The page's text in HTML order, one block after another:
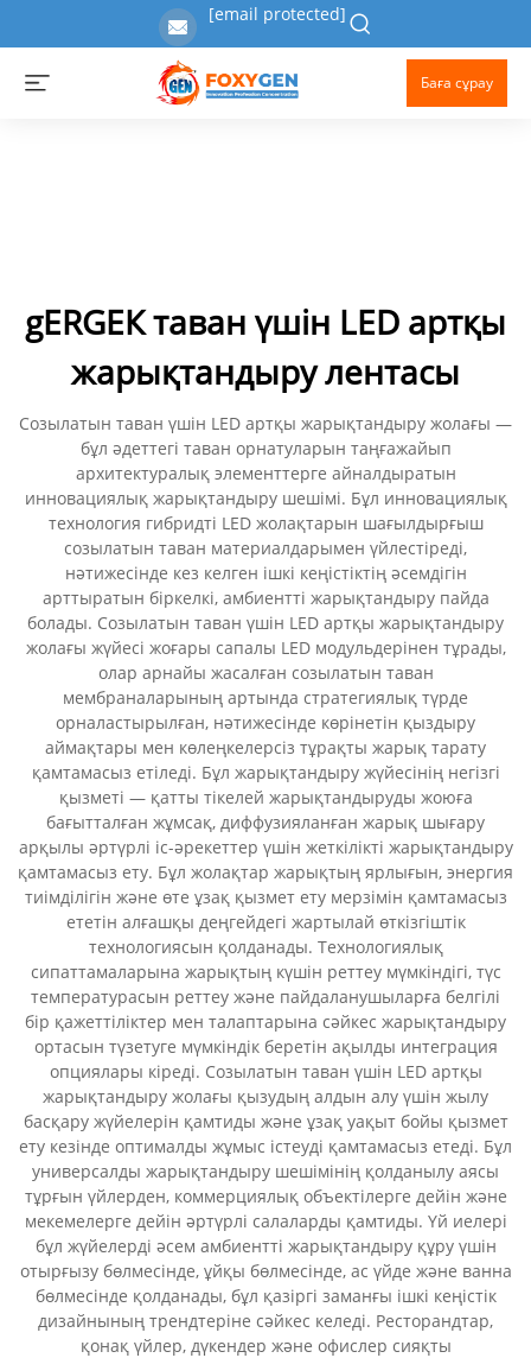
[email protected]
Баға сұрау
gERGЕК таван үшін LED артқы
жарықтандыру лентасы
Созылатын таван үшін LED артқы жарықтандыру жолағы —
бұл әдеттегі таван орнатуларын таңғажайып
архитектуралық элементтерге айналдыратын
инновациялық жарықтандыру шешімі. Бұл инновациялық
технология гибридті LED жолақтарын шағылдырғыш
созылатын таван материалдарымен үйлестіреді,
нәтижесінде кез келген ішкі кеңістіктің әсемдігін
арттыратын біркелкі, амбиентті жарықтандыру пайда
болады. Созылатын таван үшін LED артқы жарықтандыру
жолағы жүйесі жоғары сапалы LED модульдерінен тұрады,
олар арнайы жасалған созылатын таван
мембраналарының артында стратегиялық түрде
орналастырылған, нәтижесінде көрінетін қыздыру
аймақтары мен көлеңкелерсіз тұрақты жарық тарату
қамтамасыз етіледі. Бұл жарықтандыру жүйесінің негізгі
қызметі — қатты тікелей жарықтандыруды жоюға
бағытталған жұмсақ, диффузияланған жарық шығару
арқылы әртүрлі іс-әрекеттер үшін жеткілікті жарықтандыру
қамтамасыз ету. Бұл жолақтар жарықтың ярлығын, энергия
тиімділігін және өте ұзақ қызмет ету мерзімін қамтамасыз
ететін алғашқы деңгейдегі жартылай өткізгіштік
технологиясын қолданады. Технологиялық
сипаттамаларына жарықтың күшін реттеу мүмкіндігі, түс
температурасын реттеу және пайдаланушыларға белгілі
бір қажеттіліктер мен талаптарына сәйкес жарықтандыру
ортасын түзетуге мүмкіндік беретін ақылды интеграция
опциялары кіреді. Созылатын таван үшін LED артқы
жарықтандыру жолағы қызудың алдын алу үшін жылу
басқару жүйелерін қамтиды және ұзақ уақыт бойы қызмет
ету кезінде оптималды жұмыс істеуді қамтамасыз етеді. Бұл
универсалды жарықтандыру шешімінің қолданылу аясы
тұрғын үйлерден, коммерциялық объектілерге дейін және
мекемелерге дейін әртүрлі салаларды қамтиды. Үй иелері
бұл жүйелерді әсем амбиентті жарықтандыру құру үшін
отырғызу бөлмесінде, ұйқы бөлмесінде, ас үйде және ванна
бөлмесінде қолданады, бұл қазіргі заманғы ішкі кеңістік
дизайнының трендтеріне сәйкес келеді. Ресторандтар,
қонақ үйлер, дүкендер және офислер сияқты